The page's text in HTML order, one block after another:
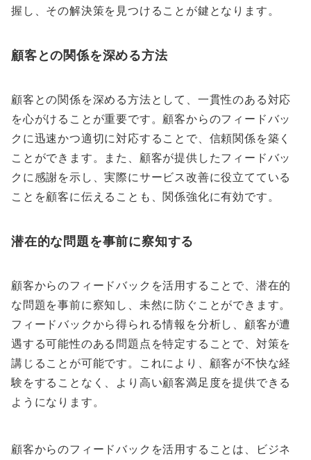
握し、その解決策を見つけることが鍵となります。
顧客との関係を深める方法
顧客との関係を深める方法として、一貫性のある対応
を心がけることが重要です。顧客からのフィードバッ
クに迅速かつ適切に対応することで、信頼関係を築く
ことができます。また、顧客が提供したフィードバッ
クに感謝を示し、実際にサービス改善に役立てている
ことを顧客に伝えることも、関係強化に有効です。
潜在的な問題を事前に察知する
顧客からのフィードバックを活用することで、潜在的
な問題を事前に察知し、未然に防ぐことができます。
フィードバックから得られる情報を分析し、顧客が遭
遇する可能性のある問題点を特定することで、対策を
講じることが可能です。これにより、顧客が不快な経
験をすることなく、より高い顧客満足度を提供できる
ようになります。
顧客からのフィードバックを活用することは、ビジネ